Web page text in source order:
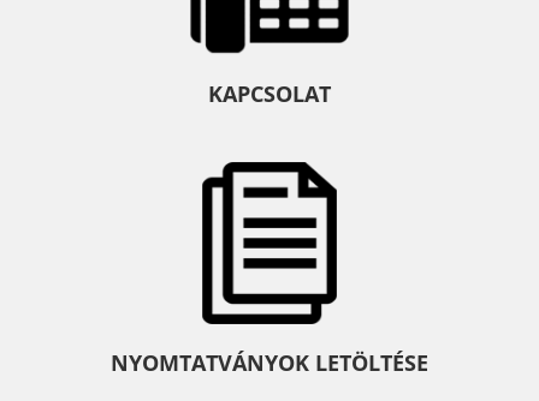
KAPCSOLAT
NYOMTATVÁNYOK LETÖLTÉSE